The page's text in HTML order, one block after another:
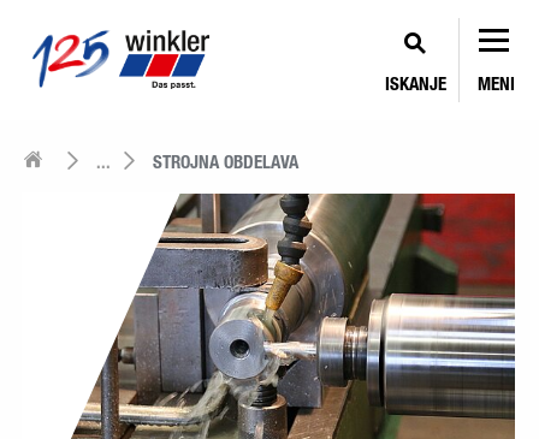
ISKANJE MENI
... STROJNA OBDELAVA